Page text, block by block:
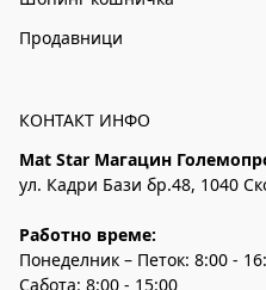
Продавници
КОНТАКТ ИНФО
Mat Star Магацин
ул. Кадри Бази бр.48, 1040
Работно време:
Понеделник – Петок: 8:00 -
Сабота: 8:00 - 15:00